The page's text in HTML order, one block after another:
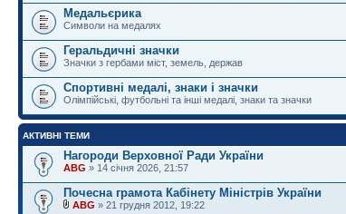
Медальєрика
Символи на медалях
Геральдичні значки
Значки з гербами міст, земель, держав
Спортивні медалі, знаки і значки
Олімпійські, футбольні та інші медалі, знаки та значки
АКТИВНІ ТЕМИ
Нагороди Верховної Ради України
ABG » 14 січня 2026, 21:57
Почесна грамота Кабінету Міністрів України
ABG » 21 грудня 2012, 19:22